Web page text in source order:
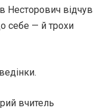
Несторович відчув
себе — й трохи
вчитель